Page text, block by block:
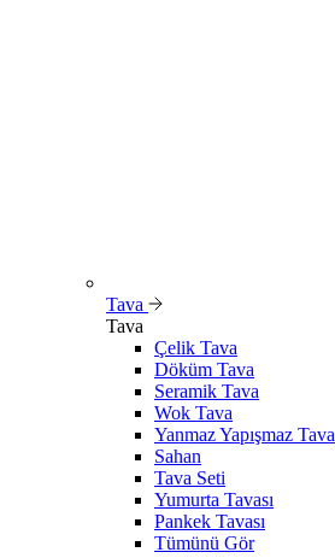
Tava
Tava
Çelik Tava
Döküm Tava
Seramik Tava
Wok Tava
Yanmaz Yapışmaz Tava
Sahan
Tava Seti
Yumurta Tavası
Pankek Tavası
Tümünü Gör